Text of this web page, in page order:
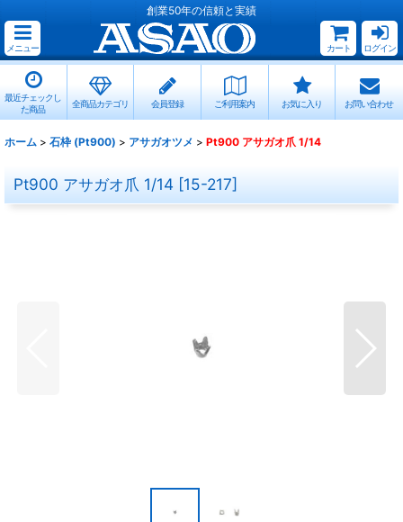
創業50年の信頼と実績
メニュー カート ログイン
最近チェックし
た商品
全商品カテゴリ 会員登録 ご利用案内 お気に入り お問い合わせ
ホーム > 石枠 (Pt900) > アサガオツメ > Pt900 アサガオ爪 1/14
Pt900 アサガオ爪 1/14 [15-217]